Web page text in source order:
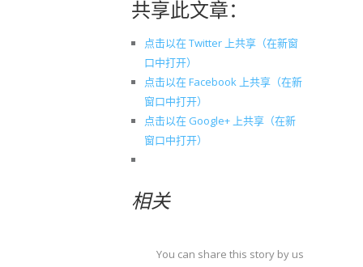
共享此文章：
点击以在 Twitter 上共享（在新窗
口中打开）
点击以在 Facebook 上共享（在新
窗口中打开）
点击以在 Google+ 上共享（在新
窗口中打开）
相关
You can share this story by using your